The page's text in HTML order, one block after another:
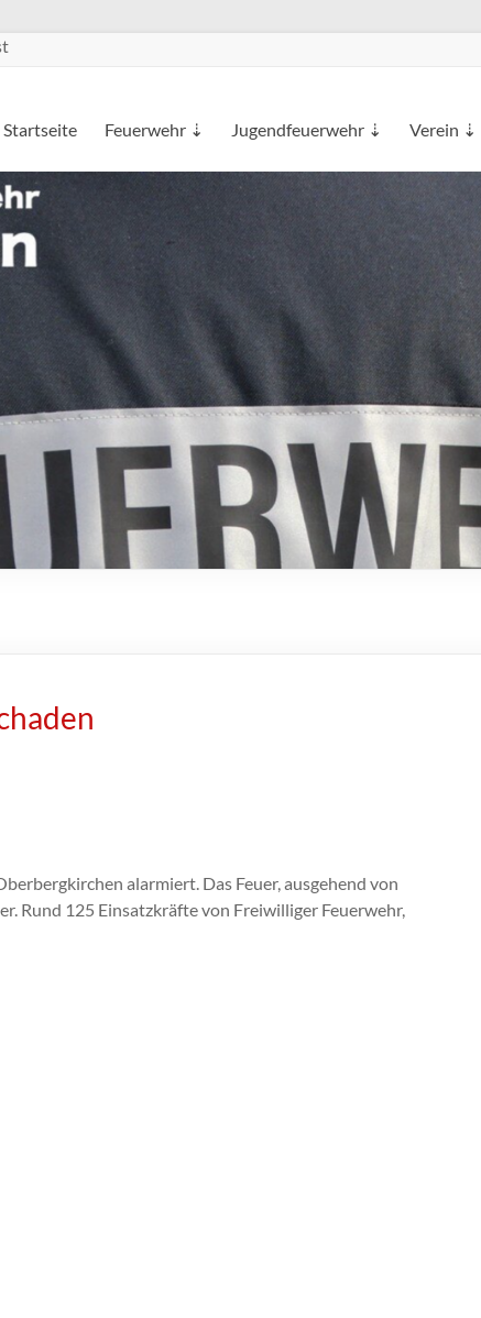
Startseite Feuerwehr ⇣ Jugendfeuerwehr ⇣ Verein ⇣
alarmiert. Das Feuer, ausgehend von
Rund 125 Einsatzkräfte von Freiwilliger Feuerwehr,